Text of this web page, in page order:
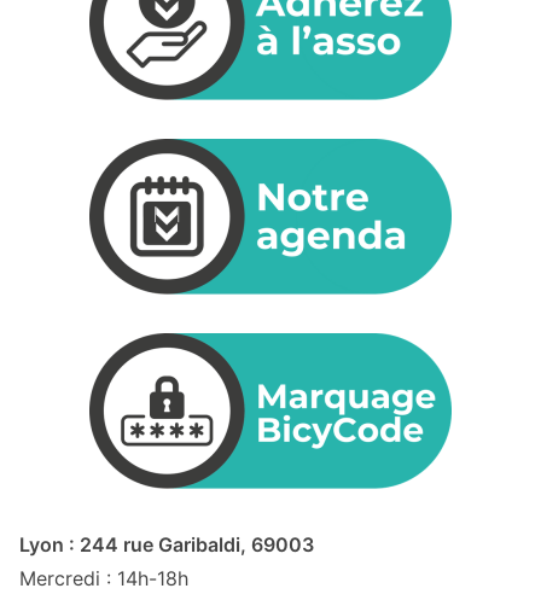
Lyon : 244 rue Garibaldi, 69003
Mercredi : 14h-18h